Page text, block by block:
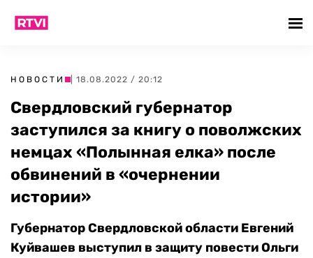
НОВОСТИ | 18.08.2022 / 20:12
Свердловский губернатор
заступился за книгу о поволжских
немцах «Полынная елка» после
обвинений в «очернении
истории»
Губернатор Свердловской области Евгений
Куйвашев выступил в защиту повести Ольги